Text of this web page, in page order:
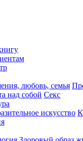
любовь, семья
над собой Секс
искусство